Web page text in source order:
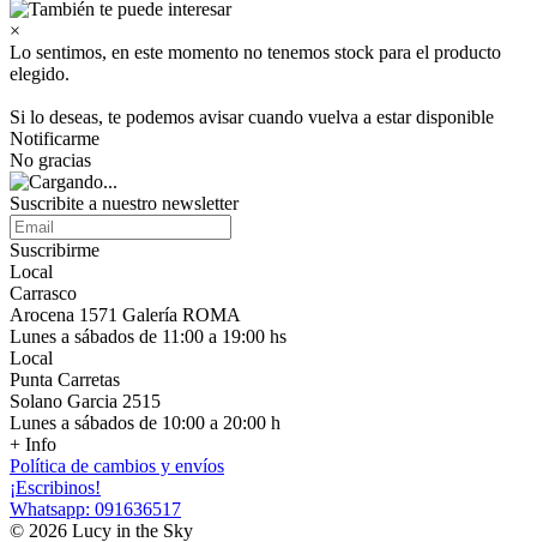
×
Lo sentimos, en este momento no tenemos stock para el producto
elegido.
Si lo deseas, te podemos avisar cuando vuelva a estar disponible
Notificarme
No gracias
Suscribite a nuestro newsletter
Suscribirme
Local
Carrasco
Arocena 1571 Galería ROMA
Lunes a sábados de 11:00 a 19:00 hs
Local
Punta Carretas
Solano Garcia 2515
Lunes a sábados de 10:00 a 20:00 h
+ Info
Política de cambios y envíos
¡Escribinos!
Whatsapp: 091636517
© 2026 Lucy in the Sky